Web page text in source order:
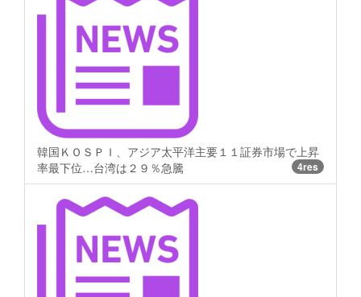
韓国ＫＯＳＰＩ、アジア太平洋主要１１証券市場で上昇
率最下位…台湾は２９％急騰
4res